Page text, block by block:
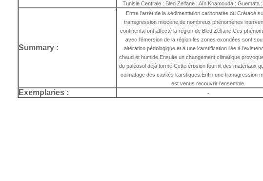
Tunisie Centrale ; Bled Zelfane ; Aïn Khamouda ; Guemata
Summary :
Entre l'arrêt de la sédimentation carbonatée du Crétacé
transgression miocène,de nombreux phénomènes
continental ont affecté la région de Bled Zelfane.Ces
avec l'émersion de la région:les zones exondées sont
altération pédologique et à une karstification liée à
chaud et humide.Ensuite un changement climatique
du paléosol déjà formé.Cette érosion fournit des matériaux
colmatage des cavités karstiques.Enfin une transgression
est venus recouvrir l'ensemble.
Exemplaries : -